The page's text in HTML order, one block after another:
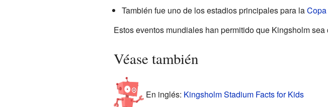
También fue uno de los estadios principales para la
Estos eventos mundiales han permitido que Kingsholm
Véase también
En inglés: Kingsholm Stadium Facts for Kids